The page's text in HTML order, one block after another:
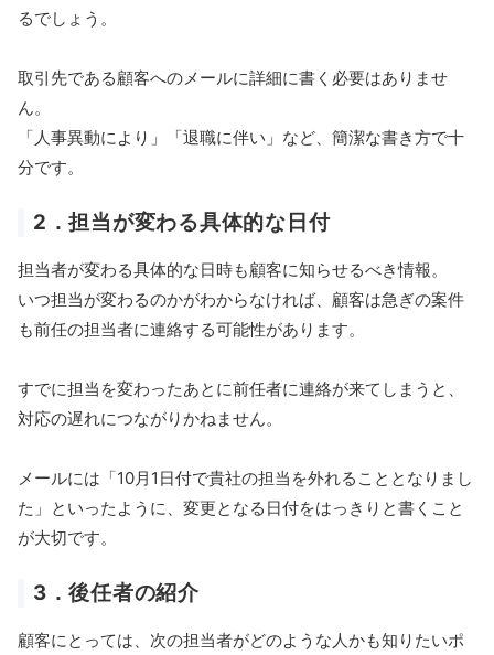
るでしょう。
取引先である顧客へのメールに詳細に書く必要はありませ
ん。
「人事異動により」「退職に伴い」など、簡潔な書き方で十
分です。
2．担当が変わる具体的な日付
担当者が変わる具体的な日時も顧客に知らせるべき情報。
いつ担当が変わるのかがわからなければ、顧客は急ぎの案件
も前任の担当者に連絡する可能性があります。
すでに担当を変わったあとに前任者に連絡が来てしまうと、
対応の遅れにつながりかねません。
メールには「10月1日付で貴社の担当を外れることとなりまし
た」といったように、変更となる日付をはっきりと書くこと
が大切です。
3．後任者の紹介
顧客にとっては、次の担当者がどのような人かも知りたいポ